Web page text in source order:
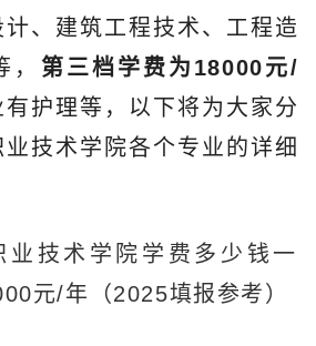
、建筑工程技术、工程造
第三档学费为18000元/
护理等，以下将为大家分
技术学院各个专业的详细